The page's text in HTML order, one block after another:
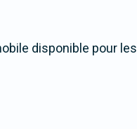
disponible pour les